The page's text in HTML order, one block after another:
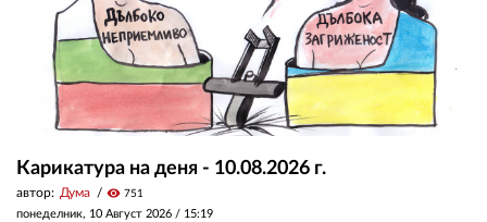
Карикатура на деня - 10.08.2026 г.
автор: Дума visibility 751
понеделник, 10 Август 2026 / 15:19